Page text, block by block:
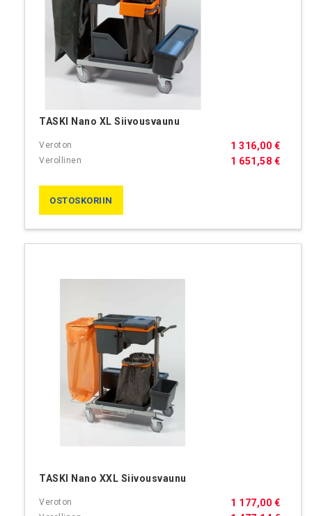
TASKI Nano XL Siivousvaunu
1 651,58 €
1 316,00 €
OSTOSKORIIN
TASKI Nano XXL Siivousvaunu
1 177,00 €